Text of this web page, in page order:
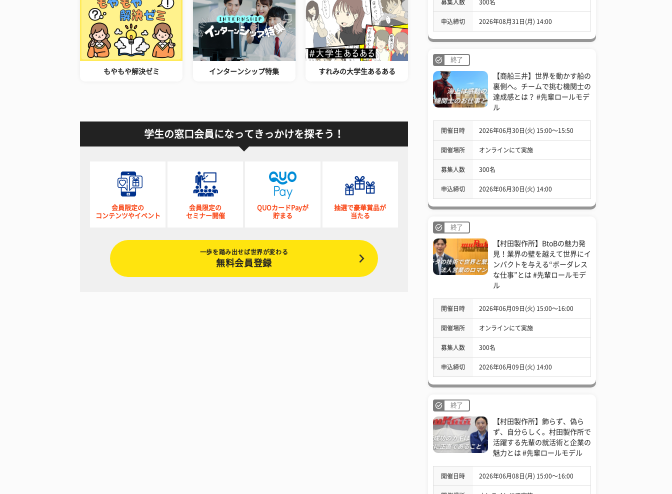
もやもや解決ゼミ インターンシップ特集 すれみの大学生あるある
学生の窓口会員になってきっかけを探そう！
会員限定の
コンテンツやイベント
会員限定の
セミナー開催
QUOカードPayが
貯まる
抽選で豪華賞品が
当たる
一歩を踏み出せば世界が変わる
無料会員登録
募集人数 300名
申込締切 2026年08月31日(月) 14:00
終了
【商船三井】世界を動かす船の
裏側へ。チームで挑む機関士の
達成感とは？ #先輩ロールモデ
ル
開催日時 2026年06月30日(火) 15:00〜15:50
開催場所 オンラインにて実施
募集人数 300名
申込締切 2026年06月30日(火) 14:00
終了
【村田製作所】BtoBの魅力発
見！業界の壁を越えて世界にイ
ンパクトを与える“ボーダレス
な仕事”とは #先輩ロールモデ
ル
開催日時 2026年06月09日(火) 15:00〜16:00
開催場所 オンラインにて実施
募集人数 300名
申込締切 2026年06月09日(火) 14:00
終了
【村田製作所】飾らず、偽ら
ず、自分らしく。村田製作所で
活躍する先輩の就活術と企業の
魅力とは #先輩ロールモデル
開催日時 2026年06月08日(月) 15:00〜16:00